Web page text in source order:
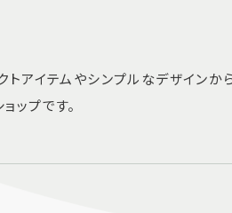
トアイテムやシンプルなデザイン
ップです。